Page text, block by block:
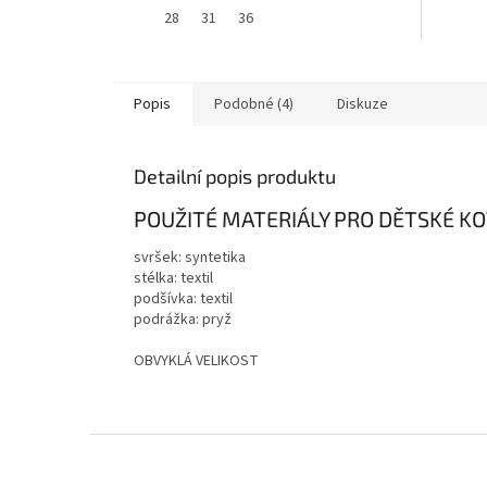
28
31 36
Popis Podobné (4) Diskuze
Detailní popis produktu
POUŽITÉ MATERIÁLY PRO DĚTSKÉ
svršek: syntetika
stélka: textil
podšívka: textil
podrážka: pryž
OBVYKLÁ VELIKOST